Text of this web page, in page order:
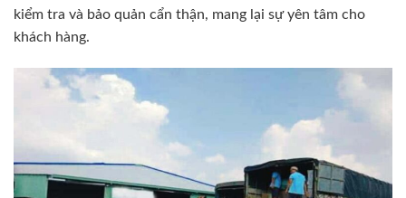
kiểm tra và bảo quản cẩn thận, mang lại sự yên tâm cho
khách hàng.